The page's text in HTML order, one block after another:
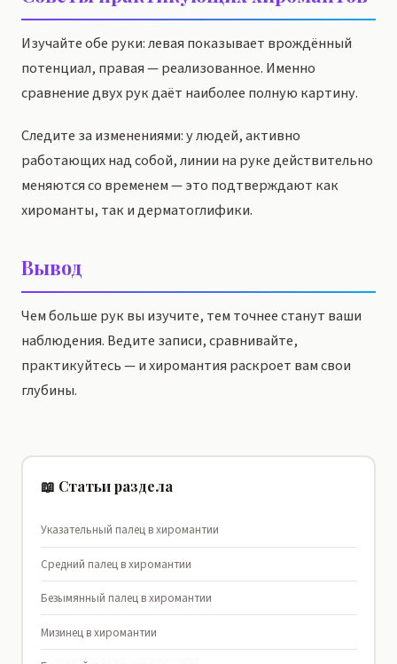
Изучайте обе руки: левая показывает врождённый
потенциал, правая — реализованное. Именно
сравнение двух рук даёт наиболее полную картину.
Следите за изменениями: у людей, активно
работающих над собой, линии на руке действительно
меняются со временем — это подтверждают как
хироманты, так и дерматоглифики.
Вывод
Чем больше рук вы изучите, тем точнее станут ваши
наблюдения. Ведите записи, сравнивайте,
практикуйтесь — и хиромантия раскроет вам свои
глубины.
📖 Статьи раздела
Указательный палец в хиромантии
Средний палец в хиромантии
Безымянный палец в хиромантии
Мизинец в хиромантии